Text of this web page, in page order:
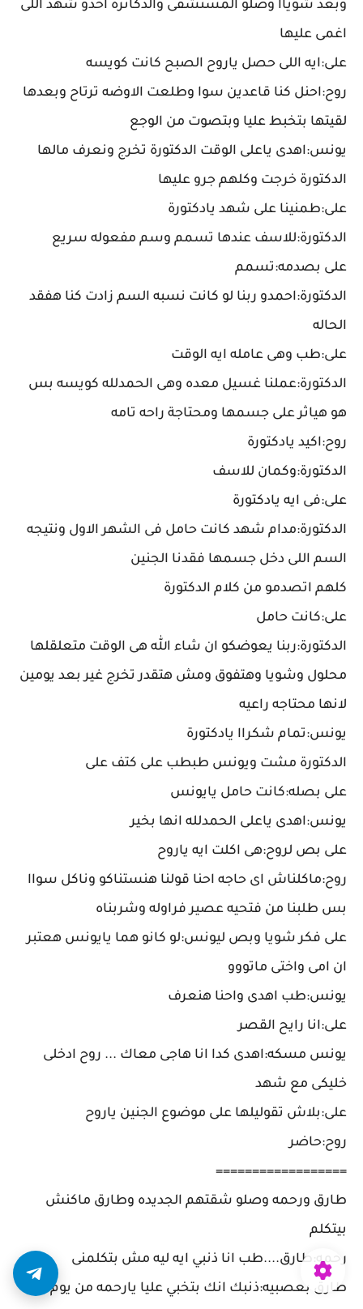
وبعد شوياا وصلو المستشفى والدكاترة اخدو شهد اللى
اغمى عليها
على:ايه اللى حصل ياروح الصبح كانت كويسه
روح:احنل كنا قاعدين سوا وطلعت الاوضه ترتاح وبعدها
لقيتها بتخبط عليا وبتصوت من الوجع
يونس:اهدى ياعلى الوقت الدكتورة تخرج ونعرف مالها
الدكتورة خرجت وكلهم جرو عليها
على:طمنينا على شهد يادكتورة
الدكتورة:للاسف عندها تسمم وسم مفعوله سريع
على بصدمه:تسمم
الدكتورة:احمدو ربنا لو كانت نسبه السم زادت كنا هفقد
الحاله
على:طب وهى عامله ايه الوقت
الدكتورة:عملنا غسيل معده وهى الحمدلله كويسه بس
هو هياثر على جسمها ومحتاجة راحه تامه
روح:اكيد يادكتورة
الدكتورة:وكمان للاسف
على:فى ايه يادكتورة
الدكتورة:مدام شهد كانت حامل فى الشهر الاول ونتيجه
السم اللى دخل جسمها فقدنا الجنين
كلهم اتصدمو من كلام الدكتورة
على:كانت حامل
الدكتورة:ربنا يعوضكو ان شاء الله هى الوقت متعلقلها
محلول وشويا وهتفوق ومش هتقدر تخرج غير بعد يومين
لانها محتاجه راعيه
يونس:تمام شكراا يادكتورة
الدكتورة مشت ويونس طبطب على كتف على
على بصله:كانت حامل يايونس
يونس:اهدى ياعلى الحمدلله انها بخير
على بص لروح:هى اكلت ايه ياروح
روح:ماكلناش اى حاجه احنا قولنا هنستناكو وناكل سواا
بس طلبنا من فتحيه عصير فراوله وشربناه
على فكر شويا وبص ليونس:لو كانو هما يايونس هعتبر
ان امى واختى ماتووو
يونس:طب اهدى واحنا هنعرف
على:انا رايح القصر
يونس مسكه:اهدى كدا انا هاجى معاك ... روح ادخلى
خليكى مع شهد
على:بلاش تقوليلها على موضوع الجنين ياروح
روح:حاضر
==================
طارق ورحمه وصلو شقتهم الجديده وطارق ماكنش
بيتكلم
رحمه:طارق....طب انا ذنبي ايه ليه مش بتكلمنى
طارق بعصبيه:ذنبك انك بتخبي عليا يارحمه من يوم